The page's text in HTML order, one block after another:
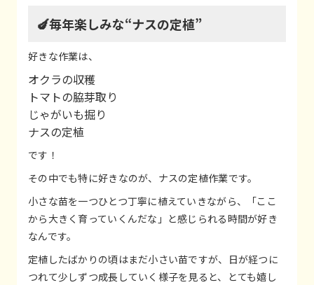
🍆毎年楽しみな“ナスの定植”
好きな作業は、
オクラの収穫
トマトの脇芽取り
じゃがいも掘り
ナスの定植
です！
その中でも特に好きなのが、ナスの定植作業です。
小さな苗を一つひとつ丁寧に植えていきながら、「ここ
から大きく育っていくんだな」と感じられる時間が好き
なんです。
定植したばかりの頃はまだ小さい苗ですが、日が経つに
つれて少しずつ成長していく様子を見ると、とても嬉し